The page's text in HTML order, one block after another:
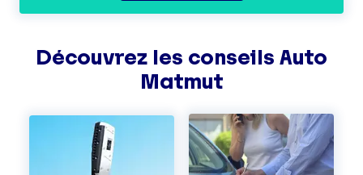
Découvrez les conseils Auto
Matmut